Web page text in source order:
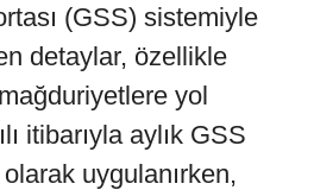
(GSS) sistemiyle
detaylar, özellikle
yol
itibarıyla aylık GSS
uygulanırken,